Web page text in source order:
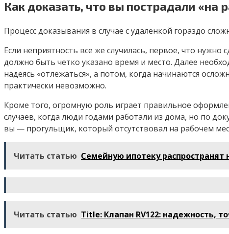
Как доказать, что вы пострадали «на
Процесс доказывания в случае с удаленкой гораздо
Если неприятность все же случилась, первое, что
должно быть четко указано время и место. Далее
надеясь «отлежаться», а потом, когда начинаются
практически невозможно.
Кроме того, огромную роль играет правильное
случаев, когда люди годами работали из дома, но по
вы — прогульщик, который отсутствовал на рабочем
Читать статью Семейную ипотеку
Читать статью Title: Клапан RV122: надежность,